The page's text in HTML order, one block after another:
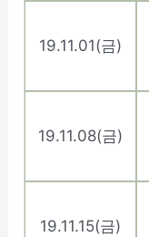
19.11.01(금)
19.11.08(금)
19.11.15(금)